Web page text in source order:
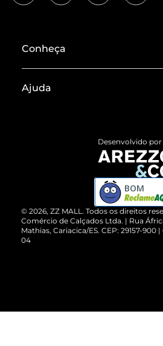
Conheça
Termos de Uso
ZZ MALL é confiável
Cartão Presente
Vendas Corporativas
Ajuda
Devolução do Produto
Compre pelo WhatsApp
© 2026, ZZ MALL. Todos os direitos
Comércio de Calçados Ltda. | Rua
Mathias, Cariacica/ES. CEP: 29157-900
04
Desenvolvido por
BOM